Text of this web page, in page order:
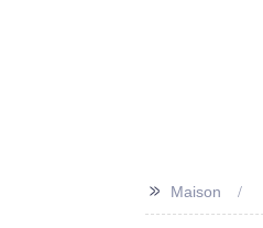
>> Maison